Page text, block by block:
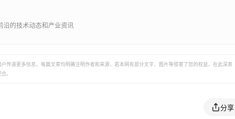
发展。公司总部位于上
大型物流飞行器、消防应
沿的技术动态和产业资讯
传递更多信息，每篇文章均明确注明作者和来源，若本网有部分文字、图片等侵害了您的权益，在此深表
。
分享